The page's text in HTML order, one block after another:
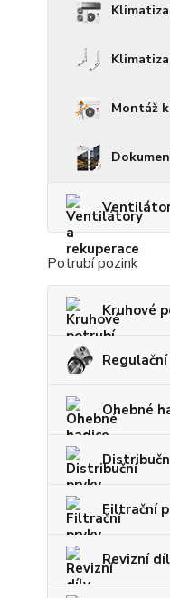
Montáž
Potrubí pozink
Kruhové
Ohebné
Filtrační
Revizní